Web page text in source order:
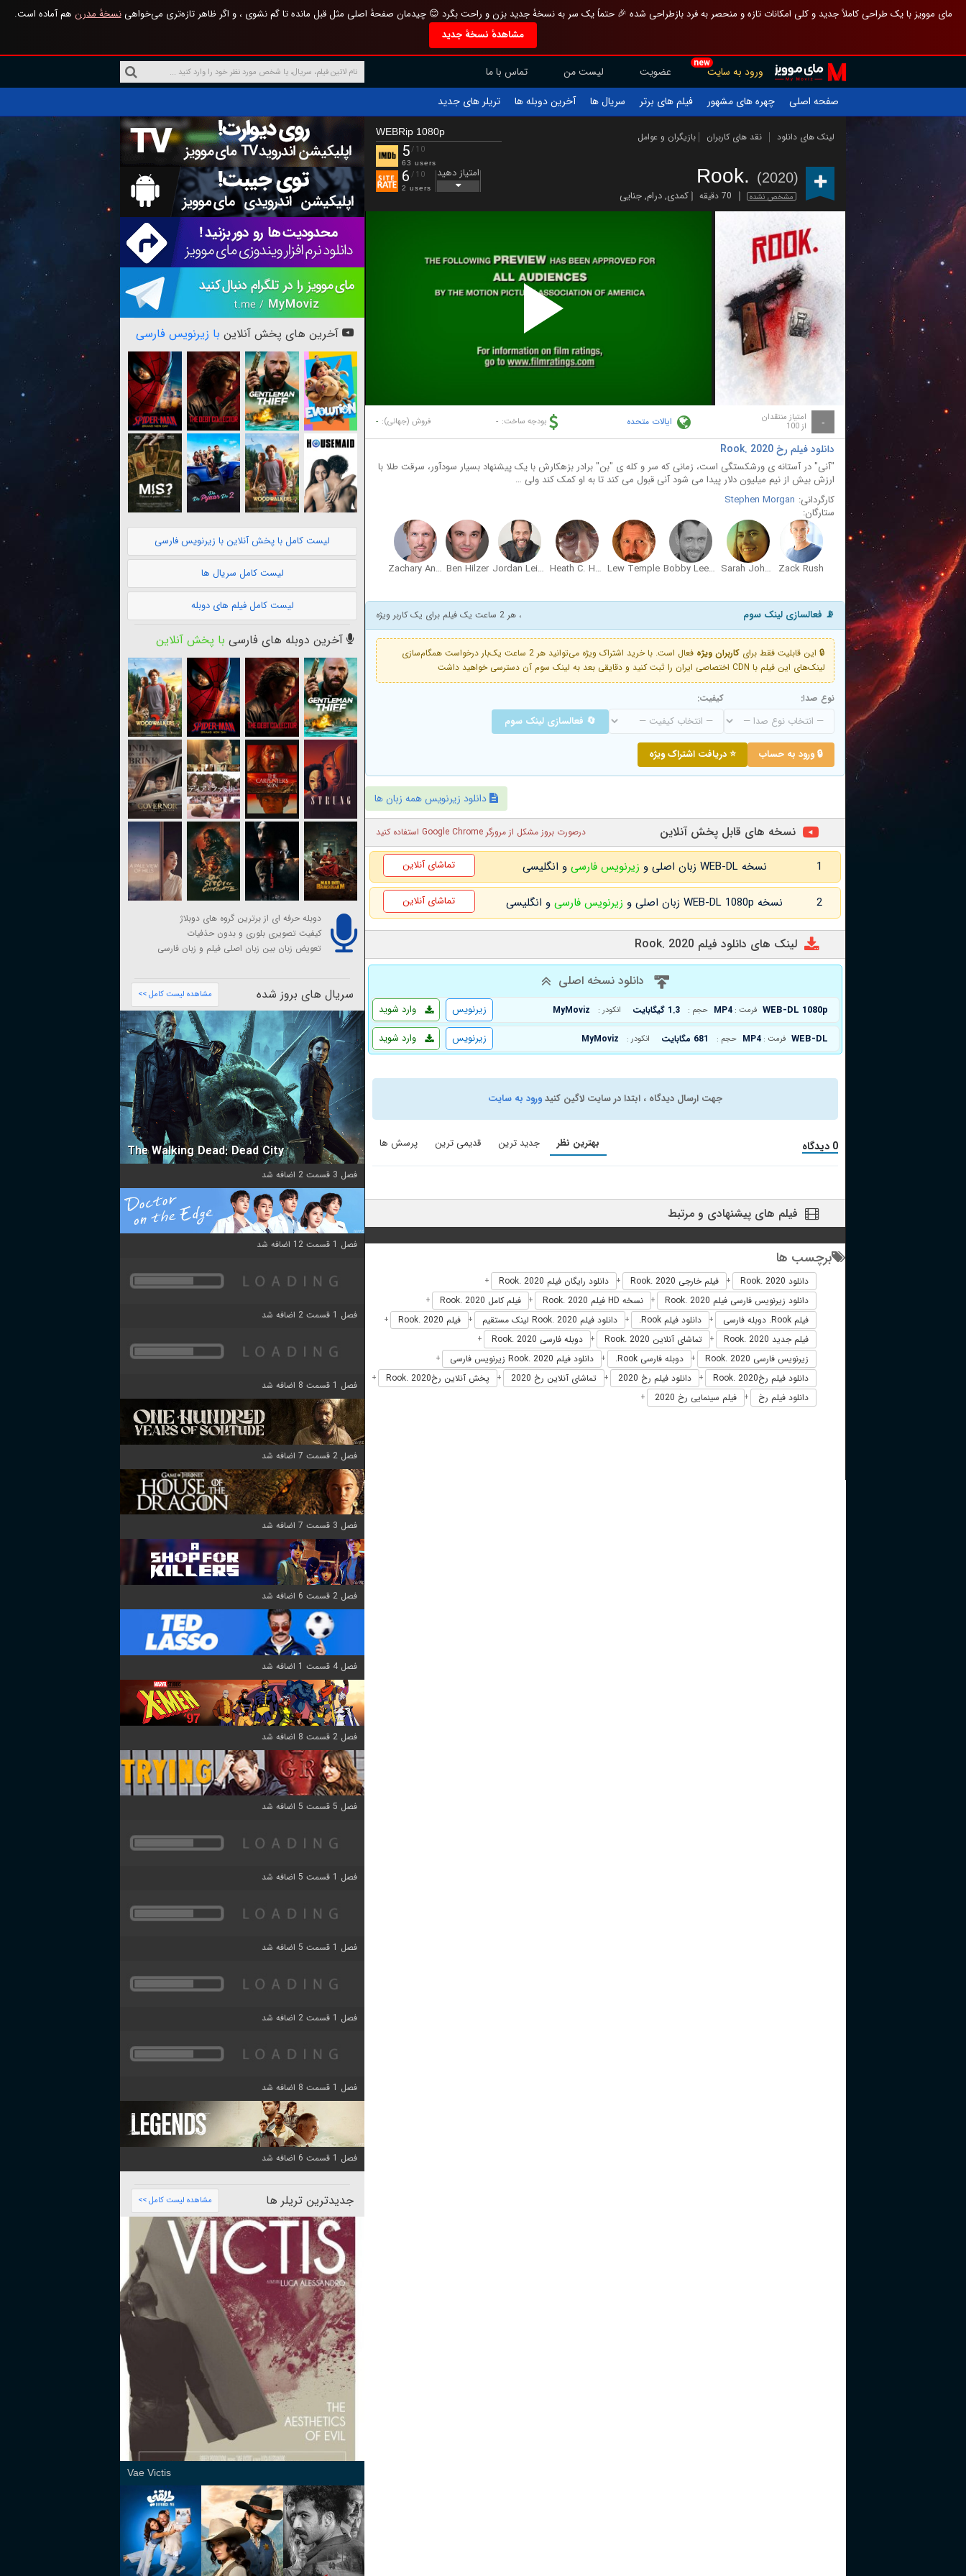
مای موویز با یک طراحی کاملاً جدید و کلی امکانات تازه و منحصر به فرد بازطراحی شده 🎉 حتماً یک سر به نسخهٔ جدید بزن و راحت بگرد 😊 چیدمان صفحهٔ اصلی مثل قبل مانده تا گم نشوی ، و اگر ظاهر تازه‌تری می‌خواهینسخهٔ مدرن هم آماده است.
مشاهدهٔ نسخهٔ جدید
new
ورود به سایت عضویت لیست من
تماس با ما
صفحه اصلی
چهره های مشهور فیلم های برتر سریال ها آخرین دوبله ها تریلر های جدید
لینک های دانلود نقد های کاربران بازیگران و عوامل
Rook. (2020)
مشخص نشده 70 دقیقه کمدی,درام,جنایی
WEBRip 1080p
5/10
63 users
6 /10
2 users
امتیاز دهید
Play
Video
- امتیاز منتقدان
از 100 ایالات متحده بودجه ساخت: - فروش (جهانی): -
دانلود فیلم رخ Rook. 2020
"آنی" در آستانه ی ورشکستگی است، زمانی که سر و کله ی "بن" برادر بزهکارش با یک پیشنهاد بسیار سودآور، سرقت طلا با
ارزش بیش از نیم میلیون دلار پیدا می شود آنی قبول می کند تا به او کمک کند ولی …
کارگردانی: Stephen Morgan
ستارگان:
Zack Rush
Sarah Johanna Jewell
Bobby Lee Black
Lew Temple
Heath C. Heine
Jordan Leigh
Ben Hilzer
Zachary Andrews
📡 فعالسازی لینک سوم ، هر 2 ساعت یک فیلم برای یک کاربر ویژه
🔒 این قابلیت فقط برای کاربران ویژه
فعال است. با خرید اشتراک ویژه می‌توانید هر 2 ساعت یک‌بار درخواست همگام‌سازی
لینک‌های این فیلم با CDN اختصاصی ایران را ثبت کنید و دقایقی بعد به لینک سوم آن دسترسی خواهید داشت
نوع صدا: کیفیت:
🔄 فعالسازی لینک سوم
🔒 ورود به حساب ⭐ دریافت اشتراک ویژه
دانلود زیرنویس همه زبان ها
نسخه های قابل پخش آنلاین درصورت بروز مشکل از مرورگر Google Chrome استفاده کنید
1 نسخه WEB-DL زبان اصلی و زیرنویس فارسی و انگلیسی تماشای آنلاین
2 نسخه WEB-DL 1080p زبان اصلی و زیرنویس فارسی و انگلیسی تماشای آنلاین
لینک های دانلود فیلم Rook. 2020
دانلود نسخه اصلی
WEB-DL 1080p فرمت : MP4 حجم : 1.3 گیگابایت انکودر : MyMoviz وارد شوید
زیرنویس
WEB-DL فرمت : MP4 حجم : 681 مگابایت انکودر : MyMoviz وارد شوید زیرنویس
جهت ارسال دیدگاه ، ابتدا در سایت لاگین کنیدورود به سایت
0 دیدگاه بهترین نظر جدید ترین قدیمی ترین پرسش ها
فیلم های پیشنهادی و مرتبط
برچسب ها
دانلود Rook. 2020 + فیلم خارجی Rook. 2020 + دانلود رایگان فیلم Rook. 2020 +
دانلود زیرنویس فارسی فیلم Rook. 2020 + نسخه HD فیلم Rook. 2020 + فیلم کامل Rook. 2020 +
فیلم Rook. دوبله فارسی + دانلود فیلم Rook. + دانلود فیلم Rook. 2020 لینک مستقیم + فیلم Rook. 2020 +
فیلم جدید Rook. 2020 + تماشای آنلاین Rook. 2020 + دوبله فارسی Rook. 2020 +
زیرنویس فارسی Rook. 2020 + دوبله فارسی Rook. + دانلود فیلم Rook. 2020 زیرنویس فارسی +
دانلود فیلم رخRook. 2020 + دانلود فیلم رخ 2020 + تماشای آنلاین رخ 2020 + پخش آنلاین رخRook. 2020 +
دانلود فیلم رخ + فیلم سینمایی رخ 2020 +
آخرین های پخش آنلاین با زیرنویس فارسی
لیست کامل با پخش آنلاین با زیرنویس فارسی
لیست کامل سریال ها
لیست کامل فیلم های دوبله
آخرین دوبله های فارسی با پخش آنلاین
دوبله حرفه ای از برترین گروه های دوبلاژ
کیفیت تصویری بلوری و بدون حذفیات
تعویض زبان بین زبان اصلی فیلم و زبان فارسی
سریال های بروز شده مشاهده لیست کامل >>
The Walking Dead: Dead City
فصل 3 قسمت 2 اضافه شد
فصل 1 قسمت 12 اضافه شد
فصل 1 قسمت 2 اضافه شد
فصل 1 قسمت 8 اضافه شد
فصل 2 قسمت 7 اضافه شد
فصل 3 قسمت 7 اضافه شد
فصل 2 قسمت 6 اضافه شد
فصل 4 قسمت 1 اضافه شد
فصل 2 قسمت 8 اضافه شد
فصل 5 قسمت 5 اضافه شد
فصل 1 قسمت 5 اضافه شد
فصل 1 قسمت 5 اضافه شد
فصل 1 قسمت 2 اضافه شد
فصل 1 قسمت 8 اضافه شد
فصل 1 قسمت 6 اضافه شد
جدیدترین تریلر ها مشاهده لیست کامل >>
Vae Victis